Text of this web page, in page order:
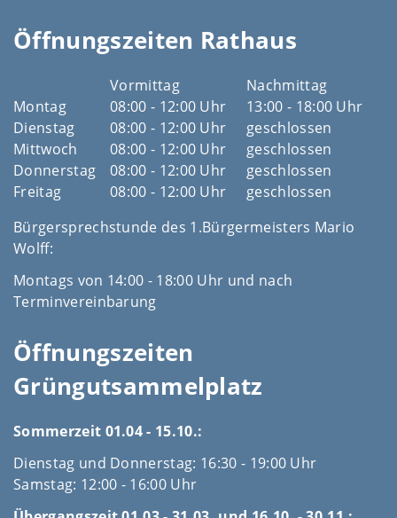
Öffnungszeiten Rathaus
Vormittag
Nachmittag
Montag
08:00 - 12:00 Uhr
13:00 - 18:00 Uhr
Dienstag
08:00 - 12:00 Uhr
geschlossen
Mittwoch
08:00 - 12:00 Uhr
geschlossen
Donnerstag
08:00 - 12:00 Uhr
geschlossen
Freitag
08:00 - 12:00 Uhr
geschlossen
Bürgersprechstunde des 1.Bürgermeisters Mario
Wolff:
Montags von 14:00 - 18:00 Uhr und nach
Terminvereinbarung
Öffnungszeiten
Grüngutsammelplatz
Sommerzeit 01.04 - 15.10.:
Dienstag und Donnerstag: 16:30 - 19:00 Uhr
Samstag: 12:00 - 16:00 Uhr